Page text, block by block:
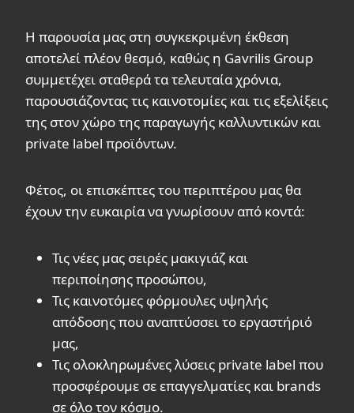
Η παρουσία μας στη συγκεκριμένη έκθεση
αποτελεί πλέον θεσμό, καθώς η Gavrilis Group
συμμετέχει σταθερά τα τελευταία χρόνια,
παρουσιάζοντας τις καινοτομίες και τις εξελίξεις
της στον χώρο της παραγωγής καλλυντικών και
private label προϊόντων.
Φέτος, οι επισκέπτες του περιπτέρου μας θα
έχουν την ευκαιρία να γνωρίσουν από κοντά:
Τις νέες μας σειρές μακιγιάζ και
περιποίησης προσώπου,
Τις καινοτόμες φόρμουλες υψηλής
απόδοσης που αναπτύσσει το εργαστήριό
μας,
Τις ολοκληρωμένες λύσεις private label που
προσφέρουμε σε επαγγελματίες και brands
σε όλο τον κόσμο.